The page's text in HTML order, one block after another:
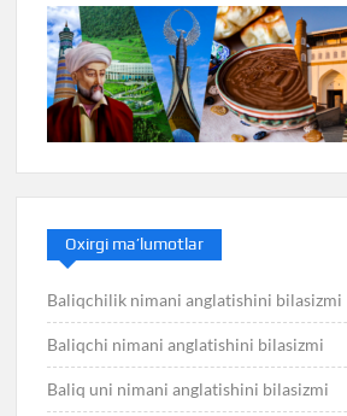
Oxirgi ma’lumotlar
Baliqchilik nimani anglatishini bilasizmi
Baliqchi nimani anglatishini bilasizmi
Baliq uni nimani anglatishini bilasizmi